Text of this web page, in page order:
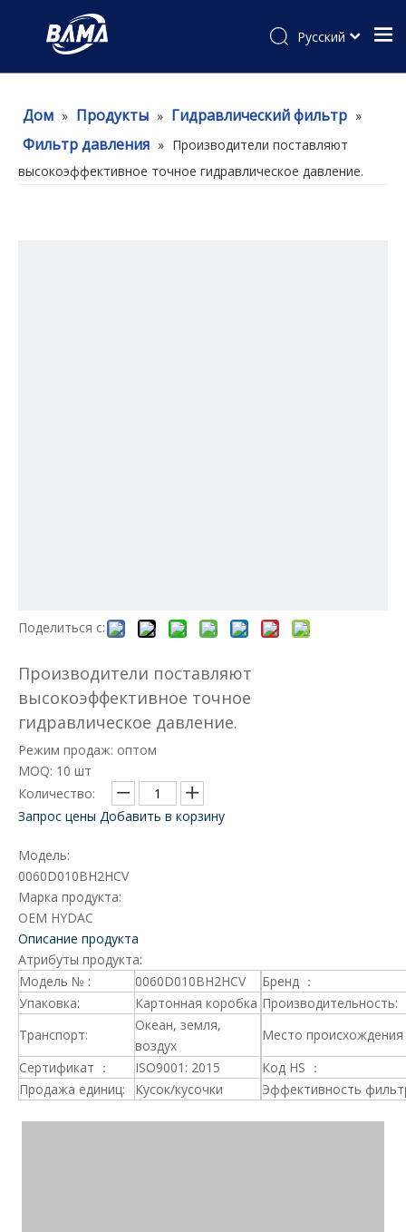
Pусский
Дом » Продукты » Гидравлический фильтр »
Фильтр давления » Производители поставляют
высокоэффективное точное гидравлическое давление.
Поделиться с:
Производители поставляют
высокоэффективное точное
гидравлическое давление.
Режим продаж: оптом
MOQ: 10 шт
Количество:
Запрос цены Добавить в корзину
Модель:
0060D010BH2HCV
Марка продукта:
OEM HYDAC
Описание продукта
Атрибуты продукта:
Модель № :
0060D010BH2HCV
Бренд ：
Упаковка:
Картонная коробка Производительность:
Транспорт:
Океан, земля,
воздух
Место происхождения
Сертификат ：
ISO9001: 2015
Код HS ：
Продажа единиц:
Кусок/кусочки Эффективность